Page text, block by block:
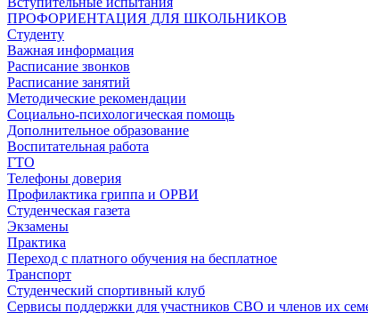
ПРОФОРИЕНТАЦИЯ ДЛЯ ШКОЛЬНИКОВ
Студенту
Важная информация
Расписание звонков
Расписание занятий
Методические рекомендации
Социально-психологическая помощь
Дополнительное образование
Воспитательная работа
ГТО
Телефоны доверия
Профилактика гриппа и ОРВИ
Cтуденческая газета
Экзамены
Практика
Переход с платного обучения на бесплатное
Транспорт
Студенческий спортивный клуб
Сервисы поддержки для участников СВО и членов их